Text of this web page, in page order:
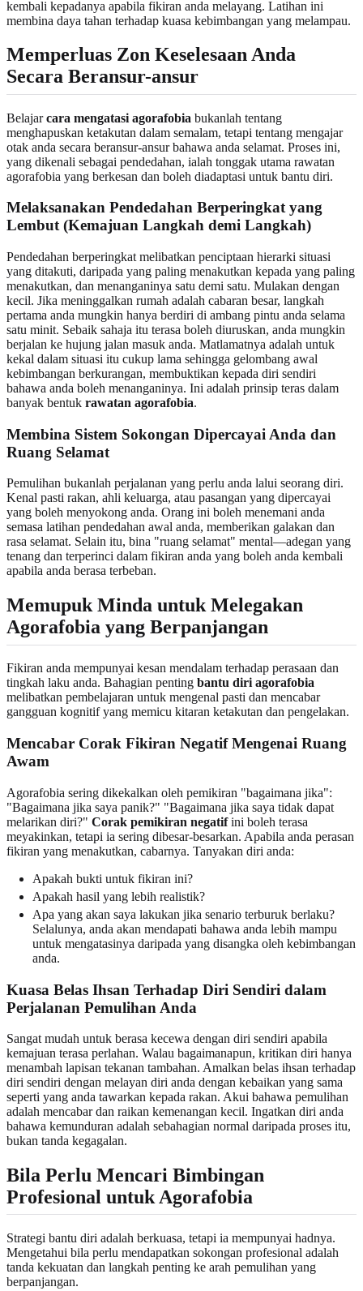
kembali kepadanya apabila fikiran anda melayang. Latihan ini
membina daya tahan terhadap kuasa kebimbangan yang melampau.
Memperluas Zon Keselesaan Anda
Secara Beransur-ansur
Belajarcara mengatasi agorafobia bukanlah tentang
menghapuskan ketakutan dalam semalam, tetapi tentang mengajar
otak anda secara beransur-ansur bahawa anda selamat. Proses ini,
yang dikenali sebagai pendedahan, ialah tonggak utama rawatan
agorafobia yang berkesan dan boleh diadaptasi untuk bantu diri.
Melaksanakan Pendedahan Berperingkat yang
Lembut (Kemajuan Langkah demi Langkah)
Pendedahan berperingkat melibatkan penciptaan hierarki situasi
yang ditakuti, daripada yang paling menakutkan kepada yang paling
menakutkan, dan menanganinya satu demi satu. Mulakan dengan
kecil. Jika meninggalkan rumah adalah cabaran besar, langkah
pertama anda mungkin hanya berdiri di ambang pintu anda selama
satu minit. Sebaik sahaja itu terasa boleh diuruskan, anda mungkin
berjalan ke hujung jalan masuk anda. Matlamatnya adalah untuk
kekal dalam situasi itu cukup lama sehingga gelombang awal
kebimbangan berkurangan, membuktikan kepada diri sendiri
bahawa anda boleh menanganinya. Ini adalah prinsip teras dalam
banyak bentuk rawatan agorafobia.
Membina Sistem Sokongan Dipercayai Anda dan
Ruang Selamat
Pemulihan bukanlah perjalanan yang perlu anda lalui seorang diri.
Kenal pasti rakan, ahli keluarga, atau pasangan yang dipercayai
yang boleh menyokong anda. Orang ini boleh menemani anda
semasa latihan pendedahan awal anda, memberikan galakan dan
rasa selamat. Selain itu, bina "ruang selamat" mental—adegan yang
tenang dan terperinci dalam fikiran anda yang boleh anda kembali
apabila anda berasa terbeban.
Memupuk Minda untuk Melegakan
Agorafobia yang Berpanjangan
Fikiran anda mempunyai kesan mendalam terhadap perasaan dan
tingkah laku anda. Bahagian penting bantu diri agorafobia
melibatkan pembelajaran untuk mengenal pasti dan mencabar
gangguan kognitif yang memicu kitaran ketakutan dan pengelakan.
Mencabar Corak Fikiran Negatif Mengenai Ruang
Awam
Agorafobia sering dikekalkan oleh pemikiran "bagaimana jika":
"Bagaimana jika saya panik?" "Bagaimana jika saya tidak dapat
melarikan diri?" Corak pemikiran negatifini boleh terasa
meyakinkan, tetapi ia sering dibesar-besarkan. Apabila anda perasan
fikiran yang menakutkan, cabarnya. Tanyakan diri anda:
Apakah bukti untuk fikiran ini?
Apakah hasil yang lebih realistik?
Apa yang akan saya lakukan jika senario terburuk berlaku?
Selalunya, anda akan mendapati bahawa anda lebih mampu
untuk mengatasinya daripada yang disangka oleh kebimbangan
anda.
Kuasa Belas Ihsan Terhadap Diri Sendiri dalam
Perjalanan Pemulihan Anda
Sangat mudah untuk berasa kecewa dengan diri sendiri apabila
kemajuan terasa perlahan. Walau bagaimanapun, kritikan diri hanya
menambah lapisan tekanan tambahan. Amalkan belas ihsan terhadap
diri sendiri dengan melayan diri anda dengan kebaikan yang sama
seperti yang anda tawarkan kepada rakan. Akui bahawa pemulihan
adalah mencabar dan raikan kemenangan kecil. Ingatkan diri anda
bahawa kemunduran adalah sebahagian normal daripada proses itu,
bukan tanda kegagalan.
Bila Perlu Mencari Bimbingan
Profesional untuk Agorafobia
Strategi bantu diri adalah berkuasa, tetapi ia mempunyai hadnya.
Mengetahui bila perlu mendapatkan sokongan profesional adalah
tanda kekuatan dan langkah penting ke arah pemulihan yang
berpanjangan.